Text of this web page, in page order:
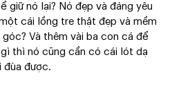
giữ nó lại? Nó đẹp và đáng yêu
cái lồng tre thật đẹp và mềm
Và thêm vài ba con cá để
thì nó cũng cần có cái lót dạ
đùa được.